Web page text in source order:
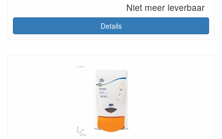
Niet meer leverbaar
Details